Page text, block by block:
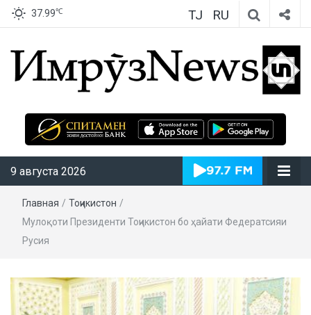
37.99℃ TJ RU
ИмрӯзNews
9 августа 2026
Главная / Тоҷикистон /
Мулоқоти Президенти Тоҷикистон бо ҳайати Федератсияи
Русия